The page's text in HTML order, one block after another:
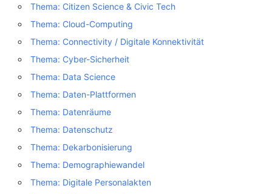
Thema: Citizen Science & Civic Tech
Thema: Cloud-Computing
Thema: Connectivity / Digitale Konnektivität
Thema: Cyber-Sicherheit
Thema: Data Science
Thema: Daten-Plattformen
Thema: Datenräume
Thema: Datenschutz
Thema: Dekarbonisierung
Thema: Demographiewandel
Thema: Digitale Personalakten